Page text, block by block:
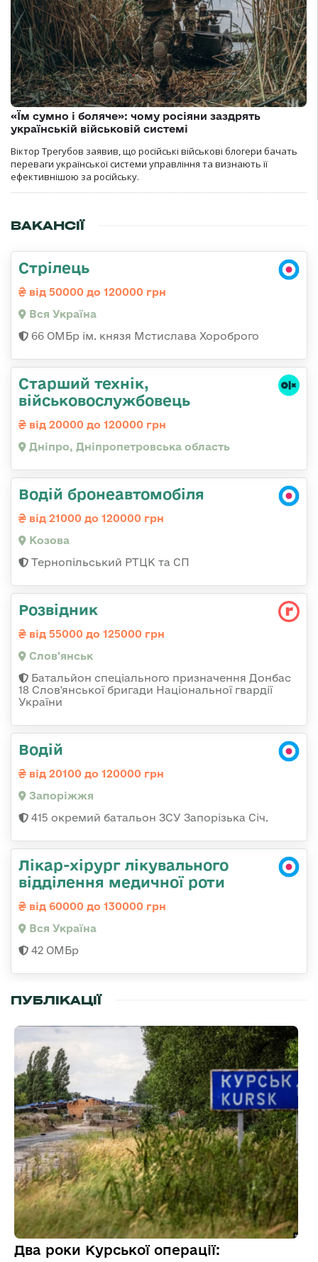
«Їм сумно і боляче»: чому росіяни заздрять
українській військовій системі
Віктор Трегубов заявив, що російські військові блогери бачать
переваги української системи управління та визнають її
ефективнішою за російську.
ВАКАНСІЇ
Стрілець
від 50000 до 120000 грн
Вся Україна
66 ОМБр ім. князя Мстислава Хороброго
Старший технік,
військовослужбовець
від 20000 до 120000 грн
Дніпро, Дніпропетровська область
Водій бронеавтомобіля
від 21000 до 120000 грн
Козова
Тернопільський РТЦК та СП
Розвідник
від 55000 до 125000 грн
Слов'янськ
Батальйон спеціального призначення Донбас
18 Слов'янської бригади Національної гвардії
України
Водій
від 20100 до 120000 грн
Запоріжжя
415 окремий батальон ЗСУ Запорізька Січ.
Лікар-хірург лікувального
відділення медичної роти
від 60000 до 130000 грн
Вся Україна
42 ОМБр
ПУБЛІКАЦІЇ
Два роки Курської операції: